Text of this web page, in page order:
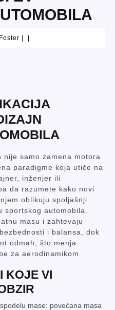
Michael
samo zamena motora
paradigmе koja utiče na
inženjer ili
da razumete kako novi
oblikuju spoljašnji
automobila.
masu i zahtevaju
i balansa, dok
odmah, što menja
za aerodinamikom.
KOJE VI
mase: povećana masa